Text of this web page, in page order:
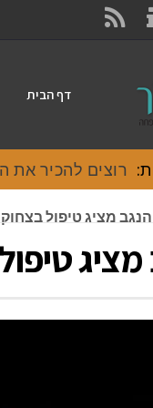
דף הבית
רוצים להכיר את
מציג טיפול בצחוק
מציג